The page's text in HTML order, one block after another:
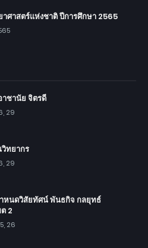
ศาสตร์แห่งชาติ ปีการศึกษา 2565
ชานัย จิตรดี
29
ทยากร
29
หนดวิสัยทัศน์ พันธกิจ กลยุทธ์
2
26